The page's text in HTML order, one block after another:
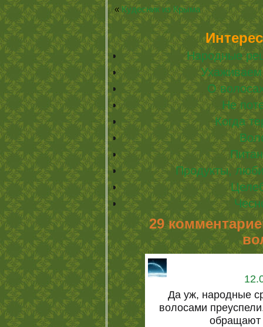
« Кудесник из Крыма
Народные
О
Не
Когда
Продукты,
29
Да уж, народные
волосами
обращают